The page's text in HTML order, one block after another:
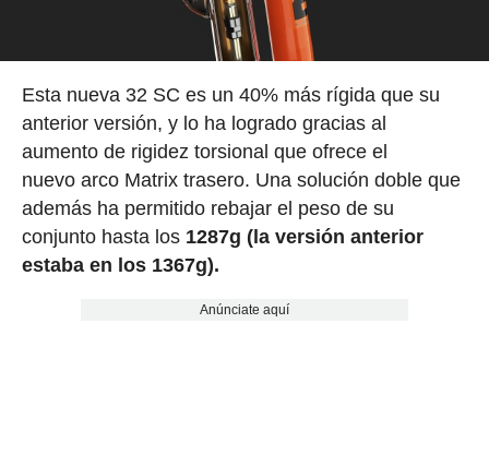
Esta nueva 32 SC es un 40% más rígida que su
anterior versión, y lo ha logrado gracias al
aumento de rigidez torsional que ofrece el
nuevo arco Matrix trasero. Una solución doble que
además ha permitido rebajar el peso de su
conjunto hasta los 1287g (la versión anterior
estaba en los 1367g).
Anúnciate aquí